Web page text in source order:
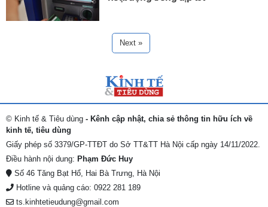
Next »
© Kinh tế & Tiêu dùng - Kênh cập nhật, chia sẻ thông tin hữu ích về
kinh tế, tiêu dùng
Giấy phép số 3379/GP-TTĐT do Sở TT&TT Hà Nội cấp ngày 14/11/2022.
Điều hành nội dung: Phạm Đức Huy
Số 46 Tăng Bạt Hổ, Hai Bà Trưng, Hà Nội
Hotline và quảng cáo: 0922 281 189
ts.kinhtetieudung@gmail.com